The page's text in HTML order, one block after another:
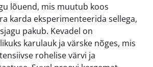
lõuend, mis muutub koos
karda eksperimenteerida sellega,
pakub. Kevadel on
karulauk ja värske nõges, mis
rohelise värvi ja